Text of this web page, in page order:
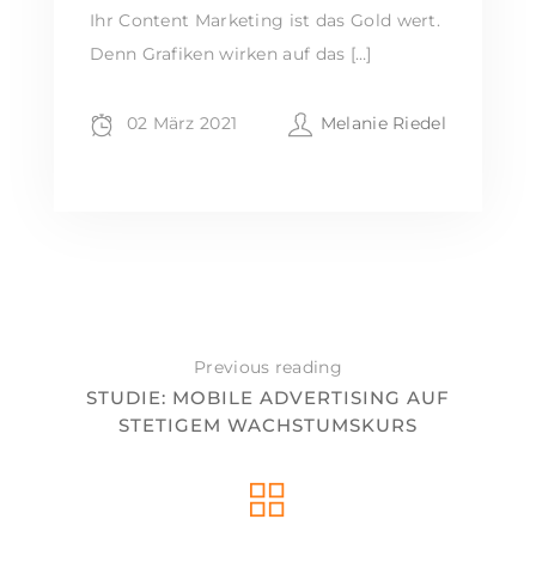
Ihr Content Marketing ist das Gold wert.
Denn Grafiken wirken auf das […]
02 März 2021 Melanie Riedel
Previous reading
STUDIE: MOBILE ADVERTISING AUF
STETIGEM WACHSTUMSKURS